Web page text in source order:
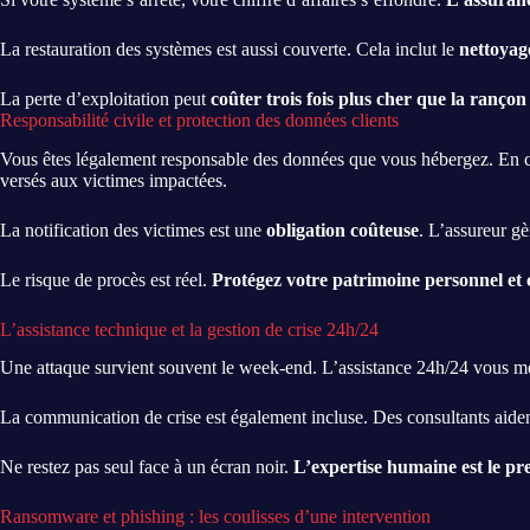
La restauration des systèmes est aussi couverte. Cela inclut le
La perte d’exploitation peut coûter trois fois plus cher que la rançon
Responsabilité civile et protection des données clients
Vous êtes légalement responsable des données que vous hébergez.
versés aux victimes impactées.
La notification des victimes est une obligation coûteuse. L’assureur
Le risque de procès est réel. Protégez votre patrimoine personnel et
L’assistance technique et la gestion de crise 24h/24
Une attaque survient souvent le week-end. L’assistance 24h/24 vous
La communication de crise est également incluse. Des consultants
Ne restez pas seul face à un écran noir. L’expertise humaine est le
Ransomware et phishing : les coulisses d’une intervention